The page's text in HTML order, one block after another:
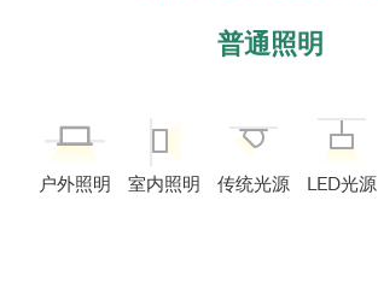
普通照明
户外照明 室内照明 传统光源 LED光源